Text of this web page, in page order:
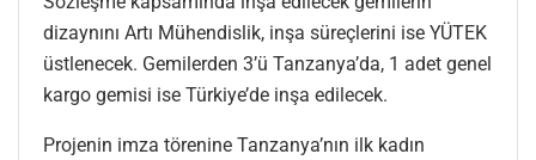
dizaynını Artı Mühendislik, inşa süreçlerini ise YÜTEK
üstlenecek. Gemilerden 3’ü Tanzanya’da, 1 adet genel
kargo gemisi ise Türkiye’de inşa edilecek.
Projenin imza törenine Tanzanya’nın ilk kadın